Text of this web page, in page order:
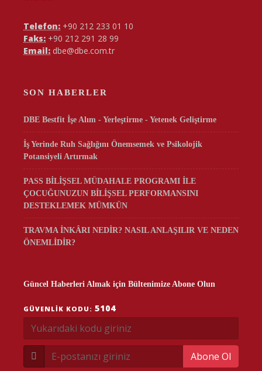
Telefon: +90 212 233 01 10
Faks: +90 212 291 28 99
Email: dbe@dbe.com.tr
SON HABERLER
DBE Bestfit İşe Alım - Yerleştirme - Yetenek Geliştirme
İş Yerinde Ruh Sağlığını Önemsemek ve Psikolojik
Potansiyeli Artırmak
PASS BİLİŞSEL MÜDAHALE PROGRAMI İLE
ÇOCUĞUNUZUN BİLİŞSEL PERFORMANSINI
DESTEKLEMEK MÜMKÜN
TRAVMA İNKÂRI NEDİR? NASIL ANLAŞILIR VE NEDEN
ÖNEMLİDİR?
Güncel Haberleri Almak için Bültenimize Abone Olun
GÜVENLIK KODU: 5104
Abone Ol